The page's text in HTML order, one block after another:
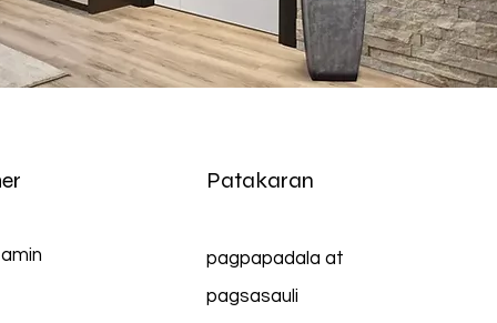
Patakaran
pagpapadala at
pagsasauli